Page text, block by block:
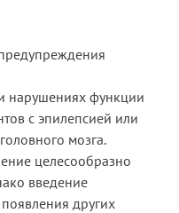
нарушениях функции
с эпилепсией или
мозга.
целесообразно
введение
других